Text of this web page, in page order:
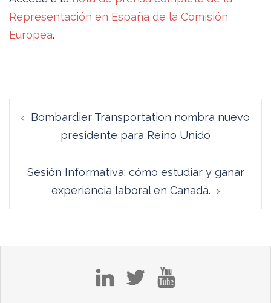
Representación en España de la Comisión
Europea.
de
entradas
Bombardier Transportation nombra nuevo
presidente para Reino Unido
Sesión Informativa: cómo estudiar y ganar
experiencia laboral en Canadá.